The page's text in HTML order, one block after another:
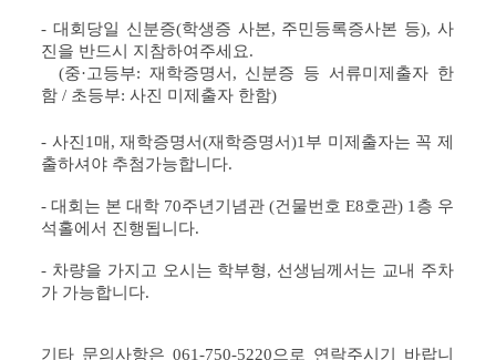
- 대회당일 신분증(학생증 사본, 주민등록증사본 등), 사
진을 반드시 지참하여주세요.
(중·고등부: 재학증명서 , 신분증 등 서류미제출자 한
함 / 초등부: 사진 미제출자 한함)
- 사진 1 매 , 재학증명서(재학증명서)1 부 미제출자는 꼭 제
출하셔야 추첨가능합니다.
- 대회는 본 대학 70주년기념관 (건물번호 E8호관) 1 층 우
석홀에서 진행됩니다.
- 차량을 가지고 오시는 학부형, 선생님께서는 교내 주차
가 가능합니다.
기타 문의사항은 061-750-5220으로 연락주시기 바랍니